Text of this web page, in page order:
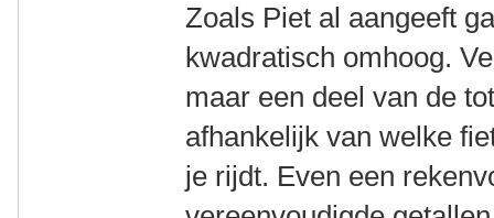
Zoals Piet al aangeeft
kwadratisch omhoog.
maar een deel van de
afhankelijk van welke
je rijdt. Even een